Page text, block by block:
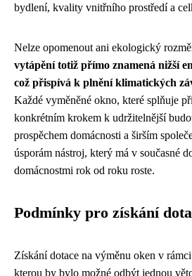
bydlení, kvality vnitřního prostředí a
Nelze opomenout ani ekologický
vytápění totiž přímo znamená nižší
což přispívá k plnění klimatických
Každé vyměněné okno, které splňuje
konkrétním krokem k udržitelnější
prospěchem domácnosti a širším
úsporám nástroj, který má v současné
domácnostmi rok od roku roste.
Podmínky pro získání
Získání dotace na výměnu oken v
kterou by bylo možné odbýt jednou